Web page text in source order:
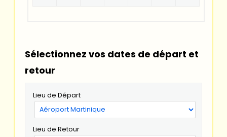
Sélectionnez vos dates de départ et
retour
Lieu de Départ
Lieu de Retour